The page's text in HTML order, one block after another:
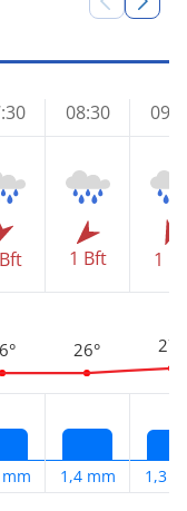
08:30
1 Bft
26°
1,4 mm
1
27°
1,3